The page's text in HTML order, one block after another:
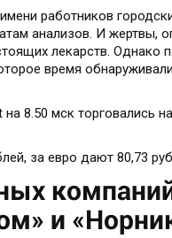
работников
анализов. И жертвы,
лекарств. Однако
время
8.50 мск торговались
за евро дают 80,73
и